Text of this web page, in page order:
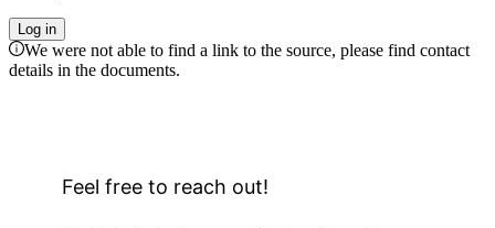
Log in
We were not able to find a link to the source, please find contact
details in the documents.
Feel free to reach out!